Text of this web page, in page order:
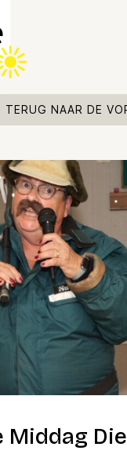
TERUG NAAR DE
Middag